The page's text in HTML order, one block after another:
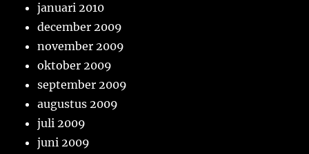
januari 2010
december 2009
november 2009
oktober 2009
september 2009
augustus 2009
juli 2009
juni 2009